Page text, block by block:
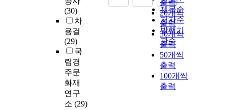
(30)
차
용걸
(29)
국
립경
주문
화재
연구
소 (29)
제목순
저자순
발행기
관순
출력
20개씩
출력
30개씩
출력
50개씩
출력
100개씩
출력